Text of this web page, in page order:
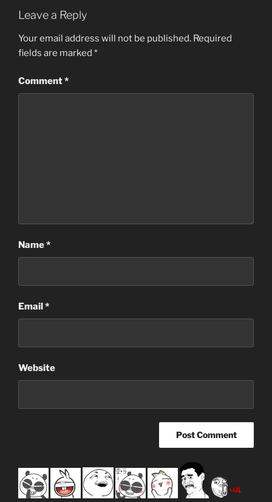
Leave a Reply
Your email address will not be published. Required
fields are marked *
Comment*
Name*
Email *
Website